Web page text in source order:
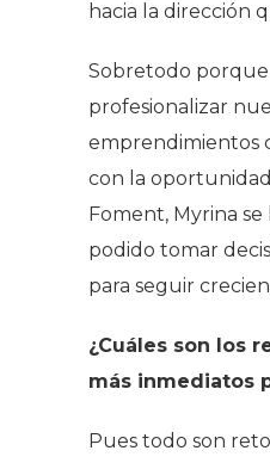
hacia la dirección
Sobretodo porque
profesionalizar
emprendimientos
con la
Foment, Myrina
podido tomar
para seguir
¿Cuáles son los
más inmediatos
Pues todo son